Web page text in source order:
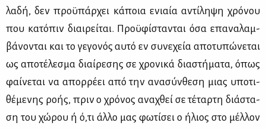
λα­δή, δεν προ­ϋ­πάρ­χει κά­ποια ενιαία αντί­λη­ψη χρό­νου
που κα­τό­πιν διαι­ρεί­ται. Προ­ϋ­φί­στα­νται όσα επα­να­λαμ­
βά­νο­νται και το γε­γο­νός αυ­τό εν συ­νε­χεία απο­τυ­πώ­νε­ται
ως απο­τέ­λε­σμα διαί­ρε­σης σε χρο­νι­κά δια­στή­μα­τα, όπως
φαί­νε­ται να απορ­ρέ­ει από την ανα­σύν­θε­ση μιας υπο­τι­
θέ­με­νης ρο­ής, πριν ο χρό­νος ανα­χθεί σε τέ­ταρ­τη διά­στα­
ση του χώ­ρου ή ό,τι άλ­λο μας φω­τί­σει ο ήλιος στο μέλ­λον